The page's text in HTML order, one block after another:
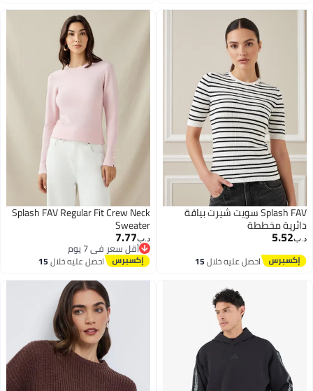
Splash FAV سويت شيرت بياقة
دائرية مخططة
د.ب‏5.52
احصل عليه خلال15
Splash FAV Regular Fit Crew Neck
Sweater
د.ب‏7.77
أقل سعر في 7 يوم
أقل سعر في 7 يوماحصل عليه خلال15